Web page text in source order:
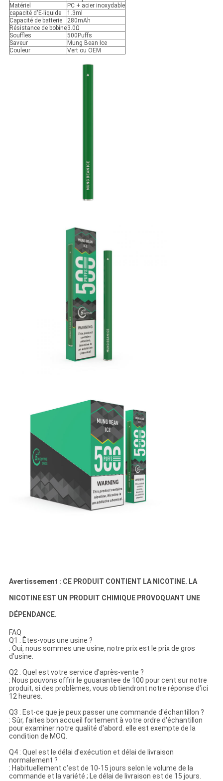
Matériel
PC + acier inoxydable
capacité d'E-liquide
1.3ml
Capacité de batterie
280mAh
Résistance de bobine3.0Ω
Souffles
500Puffs
Saveur
Mung Bean Ice
Couleur
Vert ou OEM
Avertissement : CE PRODUIT CONTIENT LA NICOTINE. LA
NICOTINE EST UN PRODUIT CHIMIQUE PROVOQUANT UNE
DÉPENDANCE.
FAQ
Q1 : Êtes-vous une usine ?
: Oui, nous sommes une usine, notre prix est le prix de gros
d'usine.
Q2 : Quel est votre service d'après-vente ?
: Nous pouvons offrir le guuarantee de 100 pour cent sur notre
produit, si des problèmes, vous obtiendront notre réponse d'ici
12 heures.
Q3 : Est-ce que je peux passer une commande d'échantillon ?
: Sûr, faites bon accueil fortement à votre ordre d'échantillon
pour examiner notre qualité d'abord. elle est exempte de la
condition de MOQ.
Q4 : Quel est le délai d'exécution et délai de livraison
normalement ?
: Habituellement c'est de 10-15 jours selon le volume de la
commande et la variété ; Le délai de livraison est de 15 jours.